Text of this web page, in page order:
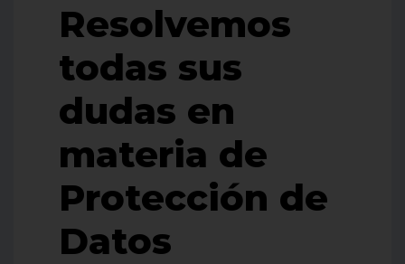
Resolvemos
todas sus
dudas en
materia de
Protección de
Datos